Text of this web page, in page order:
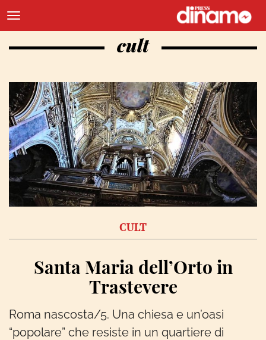
cult
CULT
Santa Maria dell’Orto in
Trastevere
Roma nascosta/5. Una chiesa e un’oasi
“popolare” che resiste in un quartiere di